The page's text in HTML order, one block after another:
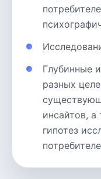
Глубинные
разных
инсайтов,
гипотез